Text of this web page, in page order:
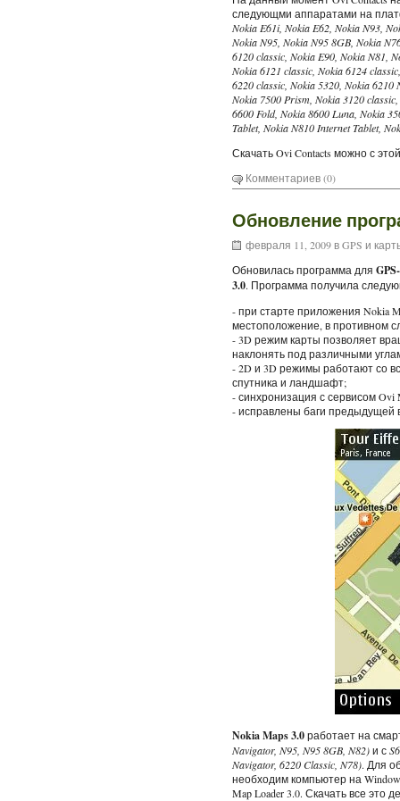
следующми аппаратами на
Nokia E61i, Nokia E62, Nokia N93,
Nokia N95, Nokia N95 8GB, Nokia
6120 classic, Nokia E90, Nokia N81,
Nokia 6121 classic, Nokia 6124
6220 classic, Nokia 5320, Nokia
Nokia 7500 Prism, Nokia 3120
6600 Fold, Nokia 8600 Luna, Nokia
Tablet, Nokia N810 Internet Tablet,
Скачать Ovi Contacts можно с
Комментариев (0)
Обновление
февраля 11, 2009 вGPS и
Обновилась программа для
3.0. Программа получила
- при старте приложения Nokia
местоположение, в противном
- 3D режим карты позволяет
наклонять под различными
- 2D и 3D режимы работают со
спутника и ландшафт;
- синхронизация с сервисом
- исправлены баги предыдущей
Nokia Maps 3.0работает на
Navigator, N95, N95 8GB, N82)и с
Navigator, 6220 Classic, N78). Для
необходим компьютер на
Map Loader 3.0. Скачать все это